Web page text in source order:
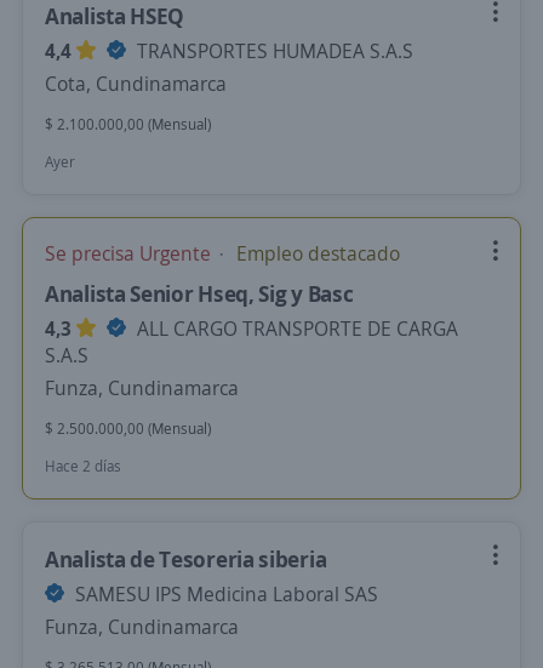
Analista HSEQ
4,4
TRANSPORTES HUMADEA S.A.S
Cota, Cundinamarca
$ 2.100.000,00 (Mensual)
Ayer
Se precisa Urgente Empleo destacado
Analista Senior Hseq, Sig y Basc
4,3
ALL CARGO TRANSPORTE DE CARGA
S.A.S
Funza, Cundinamarca
$ 2.500.000,00 (Mensual)
Hace 2 días
Analista de Tesoreria siberia
SAMESU IPS Medicina Laboral SAS
Funza, Cundinamarca